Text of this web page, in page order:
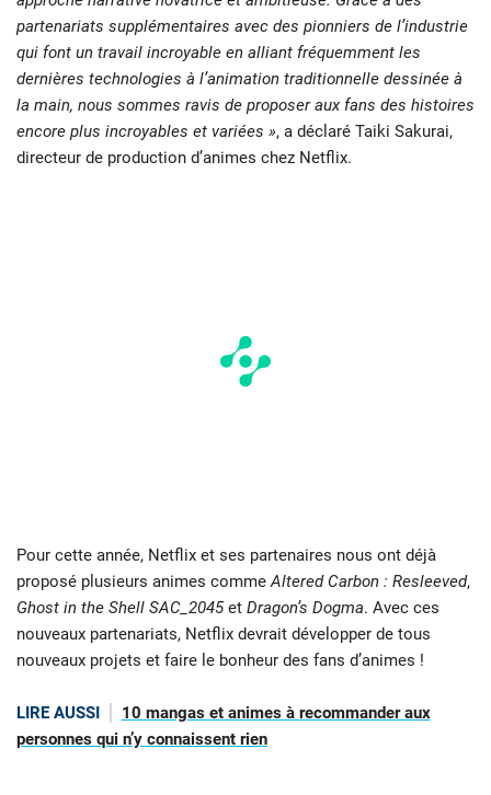
partenariats supplémentaires avec des pionniers de l’industrie
qui font un travail incroyable en alliant fréquemment les
dernières technologies à l’animation traditionnelle dessinée à
la main, nous sommes ravis de proposer aux fans des histoires
encore plus incroyables et variées », a déclaré Taiki Sakurai,
directeur de production d’animes chez Netflix.
Pour cette année, Netflix et ses partenaires nous ont déjà
proposé plusieurs animes commeAltered Carbon : Resleeved,
Ghost in the Shell SAC_2045et Dragon’s Dogma. Avec ces
nouveaux partenariats, Netflix devrait développer de tous
nouveaux projets et faire le bonheur des fans d’animes !
LIRE AUSSI
10 mangas et animes à recommander aux
personnes qui n’y connaissent rien